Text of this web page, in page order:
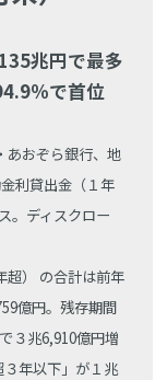
兆円で最多
％で首位
あおぞら銀行、地
利貸出金（１年
。ディスクロー
超） の合計は前年
億円。残存期間
３兆6,910億円増
３年以下」が１兆